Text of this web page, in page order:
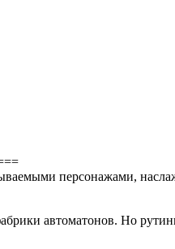
персонажами,
автоматонов. Но